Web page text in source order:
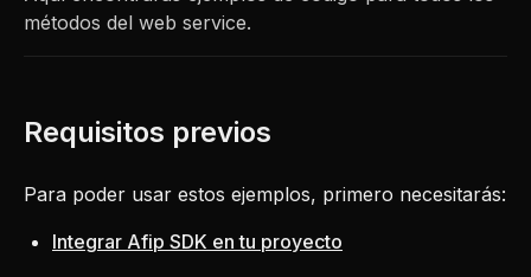
métodos del web service.
Para poder usar estos ejemplos, primero necesitarás:
Integrar Afip SDK en tu proyecto